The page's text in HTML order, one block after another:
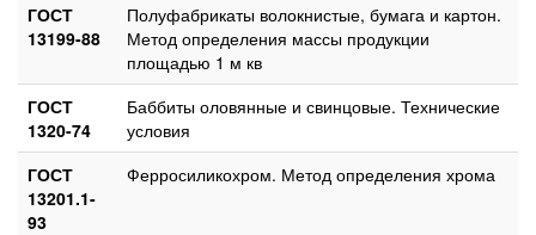
ГОСТ
13199-88
Полуфабрикаты волокнистые, бумага и картон.
Метод определения массы продукции
площадью 1 м кв
ГОСТ
1320-74
Баббиты оловянные и свинцовые. Технические
условия
ГОСТ
13201.1-
93
Ферросиликохром. Метод определения хрома